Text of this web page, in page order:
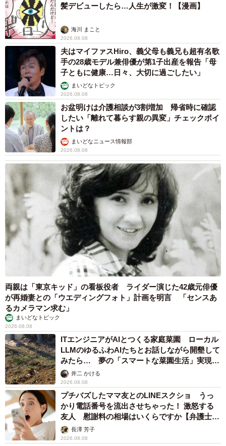
髪デビューしたら…人生が激変！【漫画】
海川 まこと
2026.08.08
夫はマイファスHiro、義父母も義兄も超有名歌
手の28歳モデル兼俳優が第1子出産を報告「母
子ともに健康…日々、大切に過ごしたい」
まいどなトピック
2026.08.08
お盆明けは介護相談が3割増加 帰省時に確認
したい「離れて暮らす親の異変」チェックポイ
ントは？
まいどなニュース情報部
2026.08.08
両親は「東京キッド」の看板役者 ライダー演じた42歳元俳優
が再婚妻との「ウエディングフォト」計画を明言 「センスあ
るカメラマン求む」
まいどなトピック
2026.08.08
ITエンジニアがAIとつくる家庭菜園 ローカル
LLMのゆるふわAIたちとお話しながら開墾して
みたら… 夢の「スマートな菜園生活」実現な
るか井二 かける
2026.08.08
プチバズしたママ友とのLINEスクショ うっ
かり電話番号を流出させちゃった！ 激怒する
友人 慰謝料の相場はいくらですか【弁護士が
解説】長澤 芳子
2026.08.08